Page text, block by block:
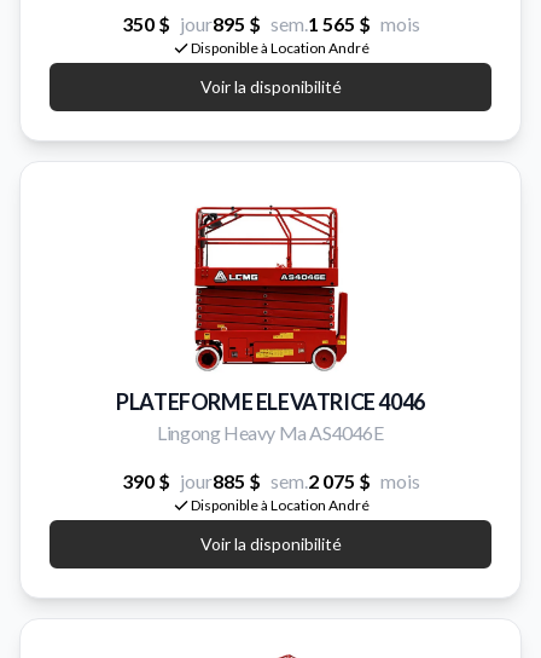
350 $ jour895 $ sem.1 565 $ mois
Disponible à Location André
Voir la disponibilité
PLATEFORME ELEVATRICE 4046
Lingong Heavy Ma AS4046E
390 $ jour885 $ sem.2 075 $ mois
Disponible à Location André
Voir la disponibilité